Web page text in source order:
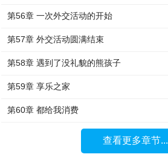
第56章 一次外交活动的开始
第57章 外交活动圆满结束
第58章 遇到了没礼貌的熊孩子
第59章 享乐之家
第60章 都给我消费
查看更多章节...